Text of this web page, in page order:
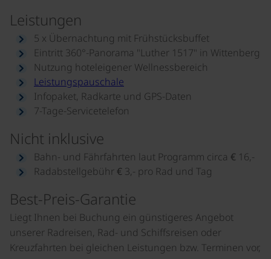
Leistungen
5 x Übernachtung mit Frühstücksbuffet
Eintritt 360°-Panorama "Luther 1517" in Wittenberg
Nutzung hoteleigener Wellnessbereich
Leistungspauschale
Infopaket, Radkarte und GPS-Daten
7-Tage-Servicetelefon
Nicht inklusive
Bahn- und Fährfahrten laut Programm circa € 16,-
Radabstellgebühr € 3,- pro Rad und Tag
Best-Preis-Garantie
Liegt Ihnen bei Buchung ein günstigeres Angebot
unserer Radreisen, Rad- und Schiffsreisen oder
Kreuzfahrten bei gleichen Leistungen bzw. Terminen vor,